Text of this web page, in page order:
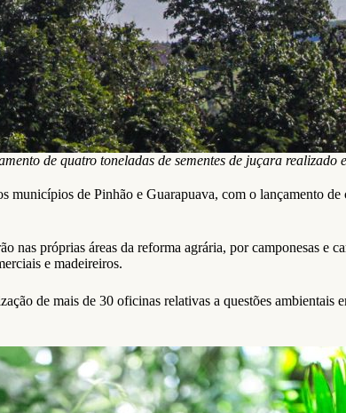
de quatro toneladas de sementes de juçara
municípios de Pinhão e Guarapuava, com o lançamento
nas próprias áreas da reforma agrária, por camponesas
e madeireiros.
de mais de 30 oficinas relativas a questões